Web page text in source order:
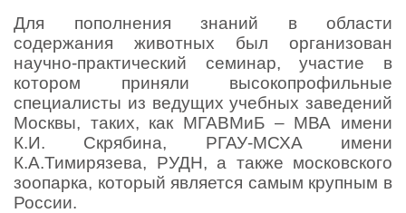
Для пополнения знаний в области
содержания животных был организован
научно-практический семинар, участие в
котором приняли высокопрофильные
специалисты из ведущих учебных заведений
Москвы, таких, как МГАВМиБ – МВА имени
К.И. Скрябина, РГАУ-МСХА имени
К.А.Тимирязева, РУДН, а также московского
зоопарка, который является самым крупным в
России.